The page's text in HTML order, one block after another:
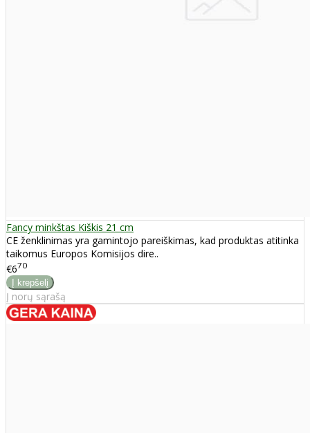
Fancy minkštas Kiškis 21 cm
CE ženklinimas yra gamintojo pareiškimas, kad produktas atitinka
taikomus Europos Komisijos dire..
€670
Į norų sąrašą